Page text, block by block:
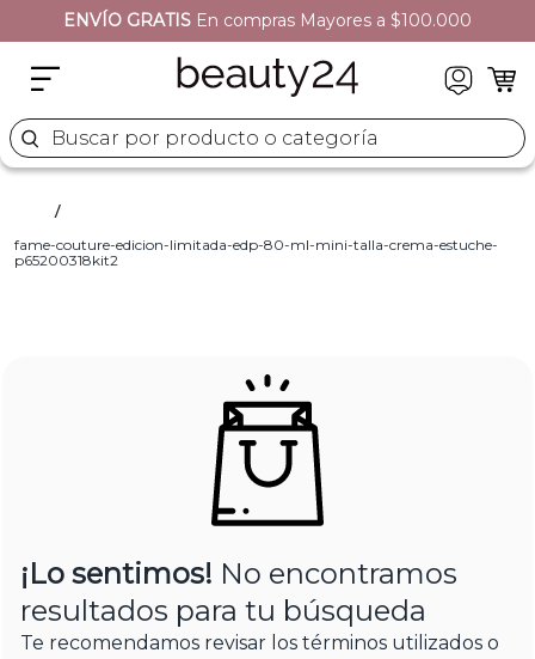
ENVÍO GRATIS En compras Mayores a $100.000
Buscar por producto o categoría
fame-couture-edicion-limitada-edp-80-ml-mini-talla-crema-estuche-
p65200318kit2
¡Lo sentimos! No encontramos
resultados para tu búsqueda
Te recomendamos revisar los términos utilizados o